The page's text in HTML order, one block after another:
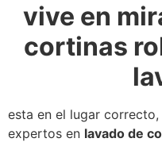
vive en
cortinas
esta en el lugar
expertos en lavado de